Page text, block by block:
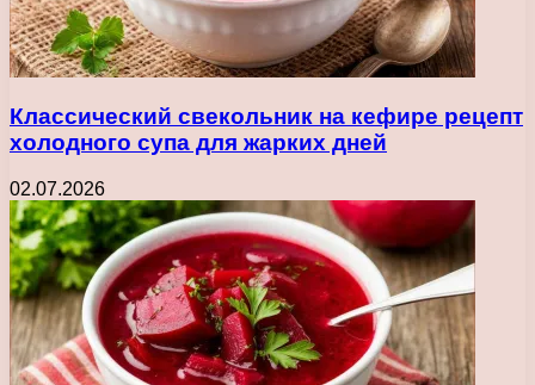
Классический свекольник на кефире рецепт
холодного супа для жарких дней
02.07.2026